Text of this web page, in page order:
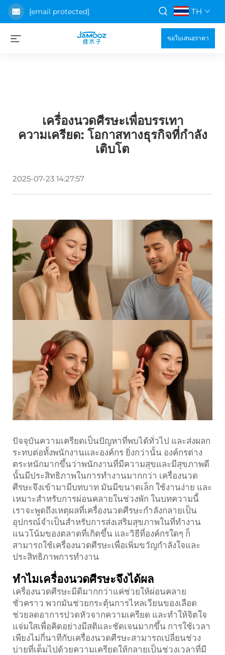
[email protected] TH
ขอใบเสนอราคา
เครื่องนวดศีรษะเพื่อบรรเทา
ความเครียด: โอกาสทางธุรกิจที่กำลัง
เติบโต
2025-07-23 14:27:57
ปัจจุบันความเครียดเป็นปัญหาที่พบได้ทั่วไป และส่งผลก
ระทบต่อทั้งพนักงานและองค์กร ยิ่งกว่านั้น องค์กรต่าง
ตระหนักมากขึ้นว่าพนักงานที่มีความสุขและมีสุขภาพดี
นั้นมีประสิทธิภาพในการทำงานมากกว่า เครื่องนวด
ศีรษะจึงเข้ามามีบทบาท มันมีขนาดเล็ก ใช้งานง่าย และ
เหมาะสำหรับการผ่อนคลายในช่วงพัก ในบทความนี้
เราจะพูดถึงเหตุผลที่เครื่องนวดศีรษะกำลังกลายเป็น
อุปกรณ์จำเป็นสำหรับการส่งเสริมสุขภาพในที่ทำงาน
แนวโน้มของตลาดที่เกิดขึ้น และวิธีที่องค์กรใดๆ ก็
สามารถใช้เครื่องนวดศีรษะเพื่อเพิ่มขวัญกำลังใจและ
ประสิทธิภาพการทำงาน
ทำไมเครื่องนวดศีรษะจึงได้ผล
เครื่องนวดศีรษะมีดีมากกว่าแค่ช่วยให้ผ่อนคลาย
ชั่วคราว พวกมันช่วยกระตุ้นการไหลเวียนของเลือด
ช่วยลดอาการปวดหัวจากความเครียด และทำให้จิตใจ
แจ่มใสเพื่อคิดอย่างมีสติและชัดเจนมากขึ้น การใช้เวลา
เพียงไม่กี่นาทีกับเครื่องนวดศีรษะสามารถเปลี่ยนช่วง
บ่ายที่เต็มไปด้วยความเครียดให้กลายเป็นช่วงเวลาที่มี